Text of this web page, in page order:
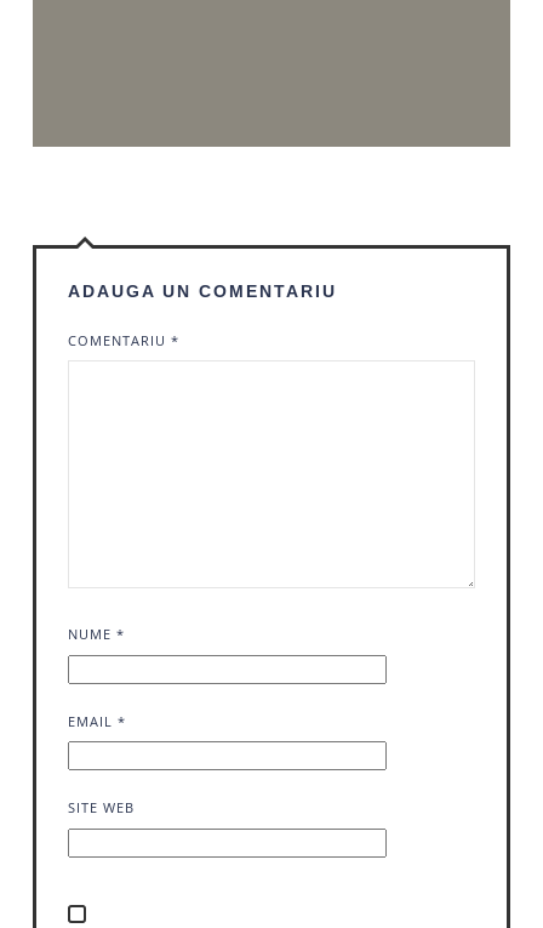
ADAUGA UN COMENTARIU
COMENTARIU *
NUME *
EMAIL *
SITE WEB